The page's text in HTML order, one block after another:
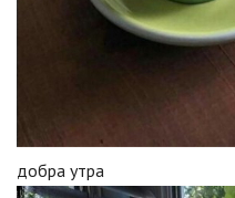
добра утра